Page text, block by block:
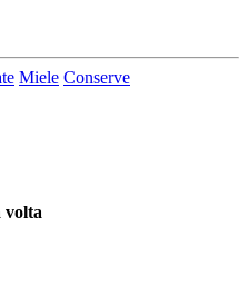
Miele Conserve
volta